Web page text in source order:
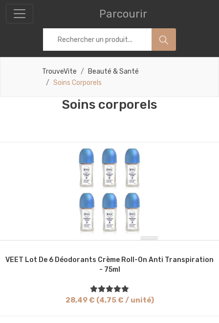
Parcourir
TrouveVite
Beauté & Santé
Soins Corporels
Soins corporels
VEET Lot De 6 Déodorants Crème Roll-On Anti Transpiration
- 75ml
28,49 € (4,75 € / unité)